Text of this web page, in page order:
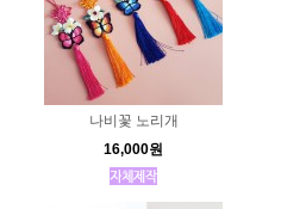
나비꽃 노리개
16,000원